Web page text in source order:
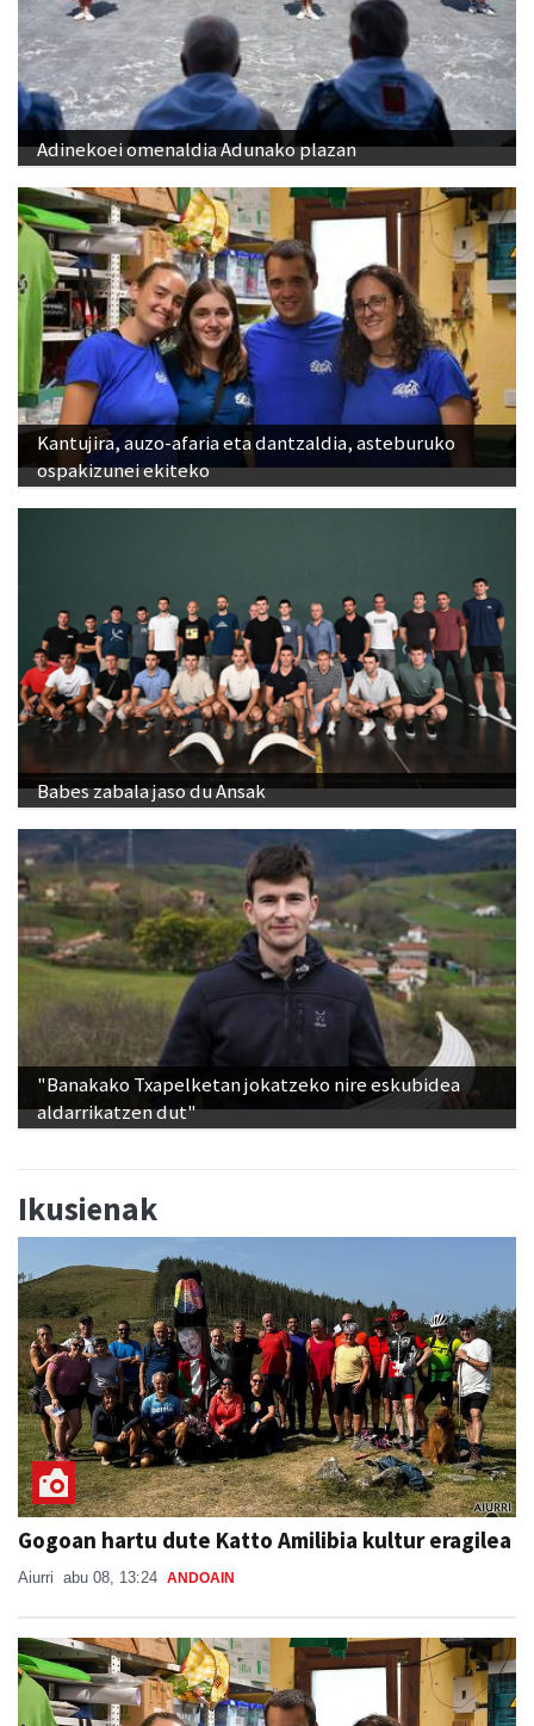
Adinekoei omenaldia Adunako plazan
Kantujira, auzo-afaria eta dantzaldia, asteburuko
ospakizunei ekiteko
Babes zabala jaso du Ansak
"Banakako Txapelketan jokatzeko nire eskubidea
aldarrikatzen dut"
Gogoan hartu dute Katto Amilibia kultur eragilea